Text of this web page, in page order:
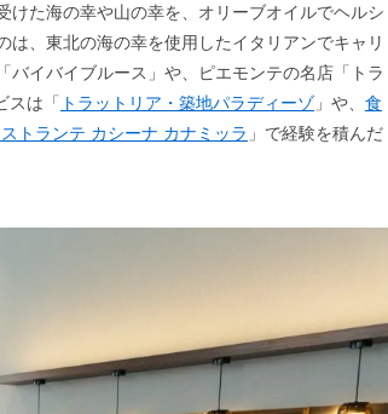
けた海の幸や山の幸を、オリーブオイルでヘルシ
、東北の海の幸を使用したイタリアンでキャリ
イバイブルース」や、ピエモンテの名店「トラ
スは「 トラットリア・築地パラディーゾ」や、 食
ストランテ カシーナ カナミッラ 」で経験を積んだ